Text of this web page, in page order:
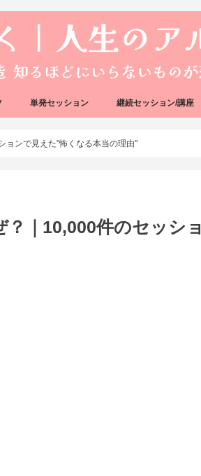
単発セッション 継続セッション/講座
ョンで見えた"怖くなる本当の理由"
｜10,000件のセッショ